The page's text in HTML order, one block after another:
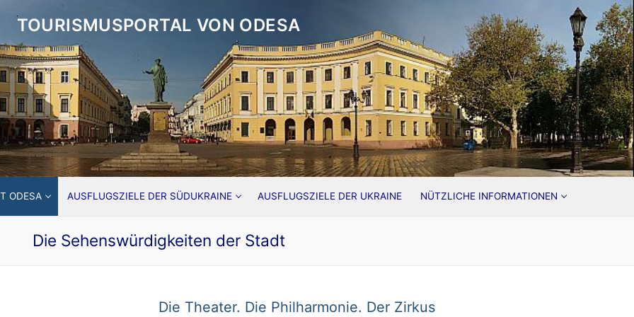
TOURISMUSPORTAL VON ODESA
ODESA AUSFLUGSZIELE DER SÜDUKRAINE AUSFLUGSZIELE DER UKRAINE NÜTZLICHE INFORMATIONEN
Die Sehenswürdigkeiten der Stadt
Die Theater. Die Philharmonie. Der Zirkus